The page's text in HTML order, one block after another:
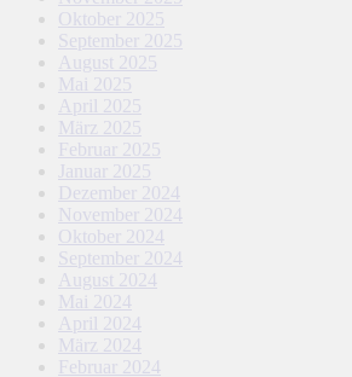
Oktober 2025
September 2025
August 2025
Mai 2025
April 2025
März 2025
Februar 2025
Januar 2025
Dezember 2024
November 2024
Oktober 2024
September 2024
August 2024
Mai 2024
April 2024
März 2024
Februar 2024